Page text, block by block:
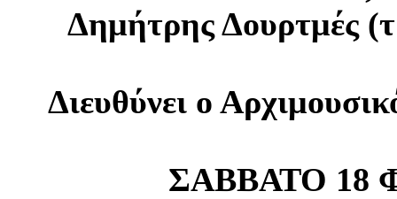
Δημήτρης Δουρτμές
Διευθύνει ο
ΣΑΒΒΑΤΟ 18